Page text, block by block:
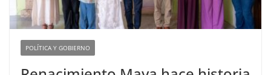
POLÍTICA Y GOBIERNO